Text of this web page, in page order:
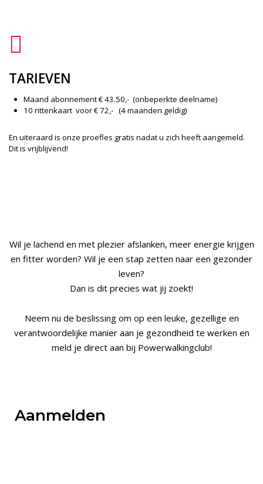
TARIEVEN
Maand abonnement € 43.50,- (onbeperkte deelname)
10 rittenkaart voor € 72,- (4 maanden geldig)
En uiteraard is onze proefles gratis nadat u zich heeft aangemeld.
Dit is vrijblijvend!
Wil je lachend en met plezier afslanken, meer energie krijgen
en fitter worden? Wil je een stap zetten naar een gezonder
leven?
Dan is dit precies wat jij zoekt!
Neem nu de beslissing om op een leuke, gezellige en
verantwoordelijke manier aan je gezondheid te werken en
meld je direct aan bij Powerwalkingclub!
Aanmelden